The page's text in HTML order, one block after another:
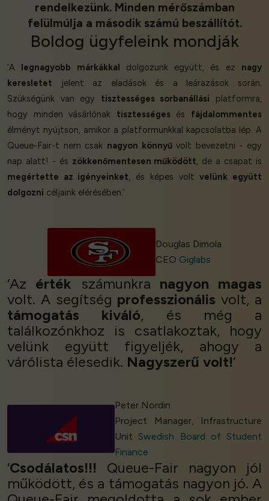
rendelkezünk. Minden mérőszámban
felülmúlja a második számú beszállítót.
Boldog ügyfeleink mondják
‘A legnagyobb márkákkal dolgozunk együtt, és ez nagy
keresletet jelent az eladások és a leárazások során.
Szükségünk van egy tisztességes sorbanállási platformra,
hogy minden vásárlónak tisztességesés fájdalommentes
élményt nyújtson, amikor a platformunkkal kapcsolatba lép. A
Queue-Fair-t nem csak nagyon könnyűvolt bevezetni - egy
nap alatt! - és zökkenőmentesen működött, de a csapat is
megértette az igényeinket, és képes voltvelünk együtt
dolgozni céljaink elérésében.’
Douglas Dimola
CEO Giglabs
‘Az érték számunkra nagyon magas
volt. A segítség professzionális volt, a
támogatás
kiváló, és még a
találkozónkhoz is csatlakoztak, hogy
velünk együtt figyeljék, ahogy a
várólista élesedik. Nagyszerű volt!’
Peter Nordin
Project Manager, Infrastructure
Unit Swedish Board of Student
Finance
‘Csodálatos!!! Queue-Fair nagyon jól
működött, és a támogatás nagyon jó. A